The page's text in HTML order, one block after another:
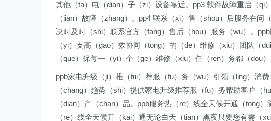
其他（ta）电（dian）子（zi）设备靠近。pp3 软件故障重启（qi
（jian）故障（zhang）。pp4 联系（xi）售（shou）后服务在问
决时及时（shi）联系官方（fang）售后（hou）服务（wu）。
（yi）支高（gao）效协同（tong）的（de）维修（xiu）团队（
（que）保每一（yi）个（ge）维修（xiu）任（ren）务都（dou
ppb家电升级（ji）推（tui）荐服（fu）务（wu）引领（ling）消
（chang）趋势（shi）提供家电升级推荐服（fu）务帮助客户（
（dian）产（chan）品。ppb服务热（re）线全天候开通（tong
（re）线全天候开（kai）通无论白天（tian）黑夜只要您有需（